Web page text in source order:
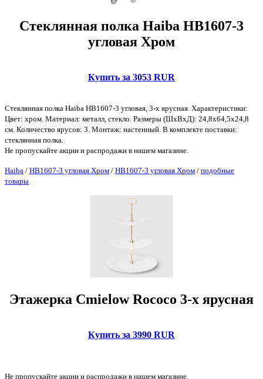
Стеклянная полка Haiba HB1607-3
угловая Хром
Купить за 3053 RUR
Стеклянная полка Haiba HB1607-3 угловая, 3-х ярусная. Характеристики:
Цвет: хром. Материал: металл, стекло. Размеры (ШхВхД): 24,8х64,5х24,8
см. Количество ярусов: 3. Монтаж: настенный. В комплекте поставки:
стеклянная полка.
Не пропускайте акции и распродажи в нашем магазине.
Haiba / HB1607-3 угловая Хром / HB1607-3 угловая Хром / подобные
товары
Этажерка Cmielow Rococo 3-х ярусная
Купить за 3990 RUR
Не пропускайте акции и распродажи в нашем магазине.